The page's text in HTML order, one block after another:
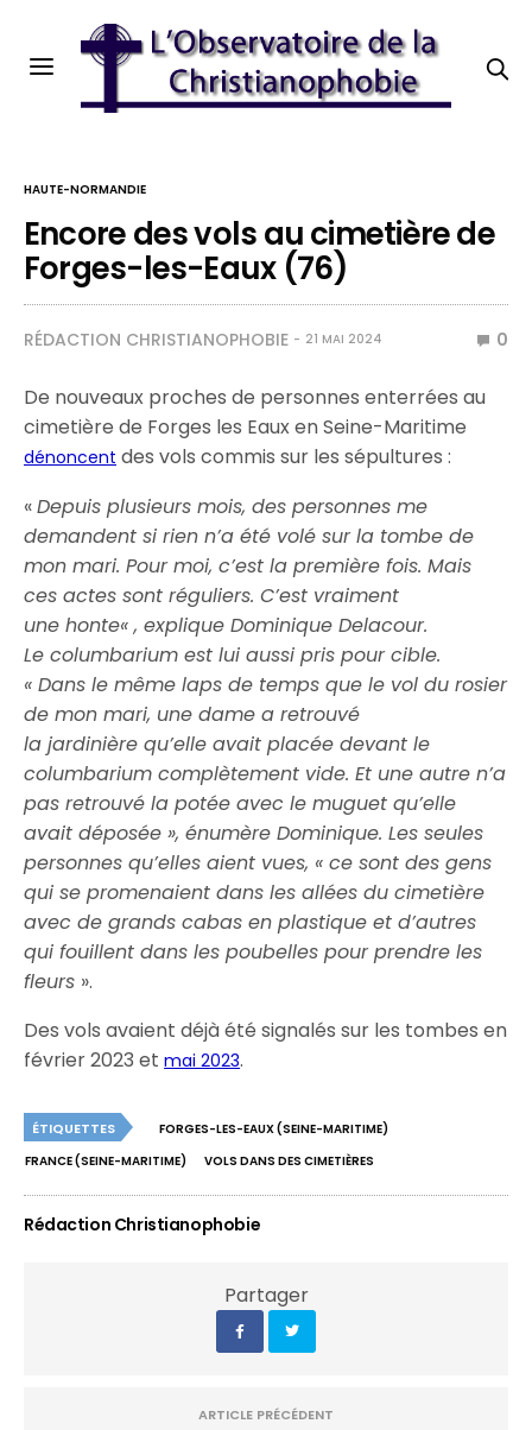
HAUTE-NORMANDIE
Encore des vols au cimetière de
Forges-les-Eaux (76)
RÉDACTION CHRISTIANOPHOBIE 21 MAI 2024 0
De nouveaux proches de personnes enterrées au
cimetière de Forges les Eaux en Seine-Maritime
dénoncent des vols commis sur les sépultures :
«Depuis plusieurs mois, des personnes me
demandent si rien n’a été volé sur la tombe de
mon mari. Pour moi, c’est la première fois. Mais
ces actes sont réguliers. C’est vraiment
une honte« , explique Dominique Delacour.
Le columbarium est lui aussi pris pour cible.
« Dans le même laps de temps que le vol du rosier
de mon mari, une dame a retrouvé
la jardinière qu’elle avait placée devant le
columbarium complètement vide. Et une autre n’a
pas retrouvé la potée avec le muguet qu’elle
avait déposée », énumère Dominique. Les seules
personnes qu’elles aient vues, « ce sont des gens
qui se promenaient dans les allées du cimetière
avec de grands cabas en plastique et d’autres
qui fouillent dans les poubelles pour prendre les
fleurs ».
Des vols avaient déjà été signalés sur les tombes en
février 2023 etmai 2023.
ÉTIQUETTES
FORGES-LES-EAUX (SEINE-MARITIME)
FRANCE (SEINE-MARITIME)
VOLS DANS DES CIMETIÈRES
Rédaction Christianophobie
Partager
ARTICLE PRÉCÉDENT